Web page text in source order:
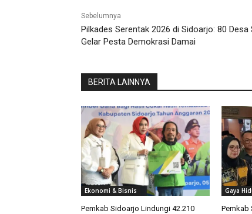
Sebelumnya
Pilkades Serentak 2026 di Sidoarjo: 80 Desa
Gelar Pesta Demokrasi Damai
BERITA LAINNYA
Ekonomi & Bisnis
Pemkab Sidoarjo Lindungi 42.210
Gaya
Pemkab